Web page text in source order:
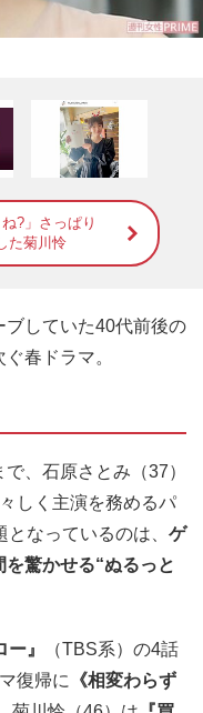
?」さっぱり
た菊川怜
していた40代前後の
春ドラマ。
、石原さとみ（37）
しく主演を務めるパ
なっているのは、 ゲ
驚かせる“ぬるっと
ー』
（TBS系）の4話
復帰に 《相変わらず